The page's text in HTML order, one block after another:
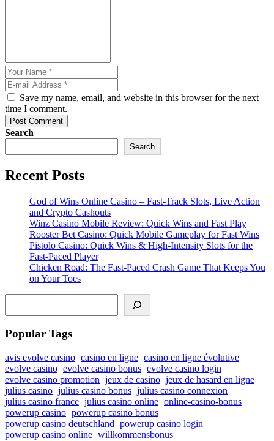
downloader
Save my name, email, and website in this browser for the next
time I comment.
Post Comment
Search
Search
Recent Posts
God of Wins Online Casino – Fast‑Track Slots, Live Action
and Crypto Cashouts
Winz Casino Mobile Review: Quick Wins and Fast Play
Rooster Bet Casino: Quick Mobile Gameplay for Fast Wins
Pistolo Casino: Quick Wins & High‑Intensity Slots for the
Fast‑Paced Player
Chicken Road: The Fast‑Paced Crash Game That Keeps You
on Your Toes
Popular Tags
avis evolve casino casino en ligne casino en ligne évolutive
evolve casino evolve casino bonus evolve casino login
evolve casino promotion jeux de casino jeux de hasard en ligne
julius casino julius casino bonus julius casino connexion
julius casino france julius casino online online-casino-bonus
powerup casino powerup casino bonus
powerup casino deutschland powerup casino login
powerup casino online willkommensbonus